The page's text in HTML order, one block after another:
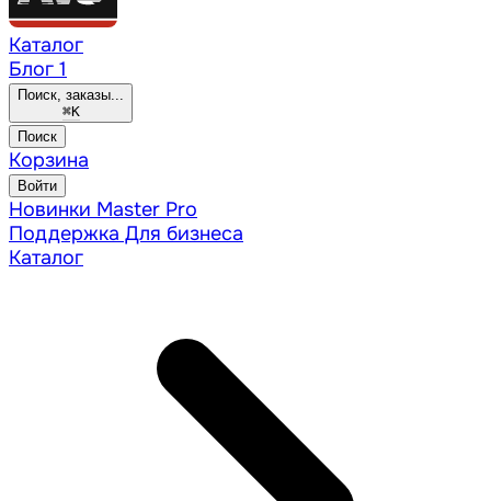
Каталог
Блог 1
Поиск, заказы...
⌘K
Поиск
Корзина
Войти
Новинки Master Pro
Поддержка Для бизнеса
Каталог